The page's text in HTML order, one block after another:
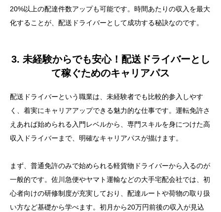
20%以上の配達件数アップも可能です。時間あたりの収入を最大
化することが、配送ドライバーとして成功する秘訣なのです。
3. 未経験からでも安心！配送ドライバーとし
て稼ぐためのキャリアパス
配送ドライバーという職業は、未経験者でも比較的参入しやす
く、着実にキャリアアップできる魅力的な仕事です。運転免許さ
えあれば始められる入門レベルから、専門スキルを身につけた高
収入ドライバーまで、明確なキャリアパスが描けます。
まず、普通免許のみで始められる軽貨物ドライバーから入るのが
一般的です。佐川急便やヤマト運輸などの大手宅配会社では、初
心者向けの研修制度が充実しており、配達ルートや荷物の取り扱
い方など基礎から学べます。初月から20万円前後の収入が見込
目次
1. 配送ドライバーの給料の仕組み完全解説！知らない
2. プロが教える！配送ドライバーの時短テクニックで
収入を最大化する方法
3. 未経験からでも安心！配送ドライバーとして稼ぐた